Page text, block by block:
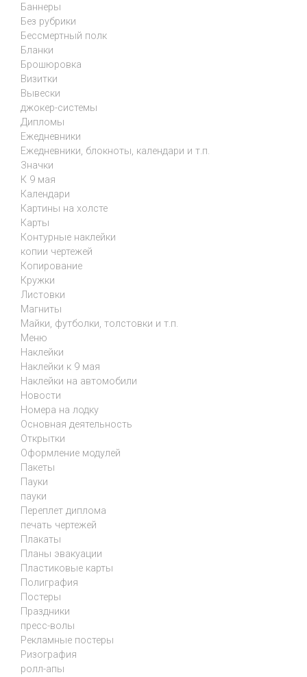
Баннеры
Без рубрики
Бессмертный полк
Бланки
Брошюровка
Визитки
Вывески
джокер-системы
Дипломы
Ежедневники
Ежедневники, блокноты, календари и т.п.
Значки
К 9 мая
Календари
Картины на холсте
Карты
Контурные наклейки
копии чертежей
Копирование
Кружки
Листовки
Магниты
Майки, футболки, толстовки и т.п.
Меню
Наклейки
Наклейки к 9 мая
Наклейки на автомобили
Новости
Номера на лодку
Основная деятельность
Открытки
Оформление модулей
Пакеты
Пауки
пауки
Переплет диплома
печать чертежей
Плакаты
Планы эвакуации
Пластиковые карты
Полиграфия
Постеры
Праздники
пресс-волы
Рекламные постеры
Ризография
ролл-апы